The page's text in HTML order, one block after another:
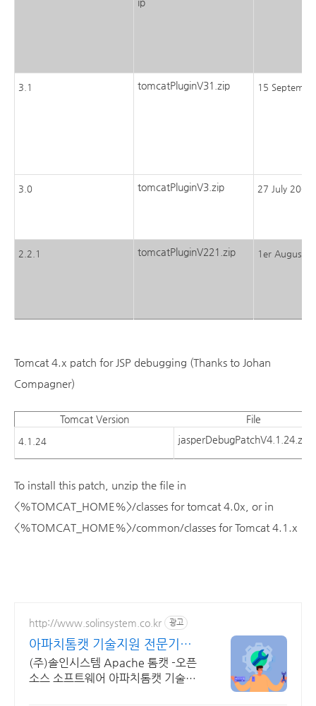
3.1 tomcatPluginV31.zip 15
3.0 tomcatPluginV3.zip 27 July 2004
2.2.1 tomcatPluginV221.zip 1er August
Tomcat 4.x patch for JSP debugging (Thanks to Johan
Compagner)
Tomcat Version File
4.1.24 jasperDebugPatchV4.1.24.zip
To install this patch, unzip the file in
<%TOMCAT_HOME%>/classes for tomcat 4.0x, or in
<%TOMCAT_HOME%>/common/classes for Tomcat 4.1.x
http://www.solinsystem.co.kr 광고
아파치톰캣 기술지원 전문기업
20년이상 기술지원 노하우
(주)솔인시스템 Apache 톰캣 -오픈
소스 소프트웨어 아파치톰캣 기술지